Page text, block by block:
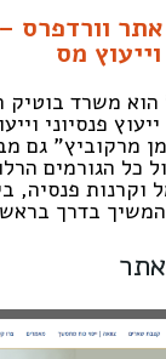
אתר וורדפרס
מס
משרד בוטיק
פנסיוני
מרקוביץ" גם
כל הגורמים
וקרנות פנסיה,
בדרך